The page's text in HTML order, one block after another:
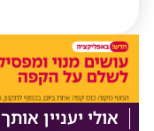
אולי יעניין אותך